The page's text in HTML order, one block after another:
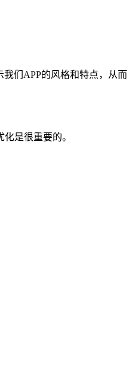
们APP的风格和特点，从而
是很重要的。